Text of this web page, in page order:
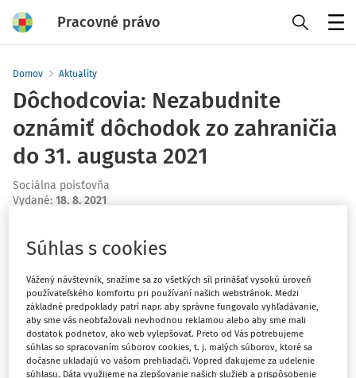
Pracovné právo
Domov Aktuality
Dôchodcovia: Nezabudnite
oznámiť dôchodok zo zahraničia
do 31. augusta 2021
Sociálna poisťovňa
Vydané: 18. 8. 2021
Sociálna poisťovňa pripomína dôchodcom, že do konca
dostávajú zo zahraničia. Tento údaj Sociálna poisťovňa
potrebuje pre výpočet 13. dôchodku. V tomto roku ho
bude vyplácať už v novembrových výplatných termínoch.
Postup pri oznámení dôchodku zo zahraničia je
Súhlas s cookies
Vážený návštevník, snažíme sa zo všetkých síl prinášať vysokú úroveň
používateľského komfortu pri používaní našich webstránok. Medzi
základné predpoklady patrí napr. aby správne fungovalo vyhľadávanie,
aby sme vás neobťažovali nevhodnou reklamou alebo aby sme mali
dostatok podnetov, ako web vylepšovať. Preto od Vás potrebujeme
súhlas so spracovaním súborov cookies, t. j. malých súborov, ktoré sa
dočasne ukladajú vo vašom prehliadači. Vopred ďakujeme za udelenie
súhlasu. Dáta využijeme na zlepšovanie našich služieb a prispôsobenie